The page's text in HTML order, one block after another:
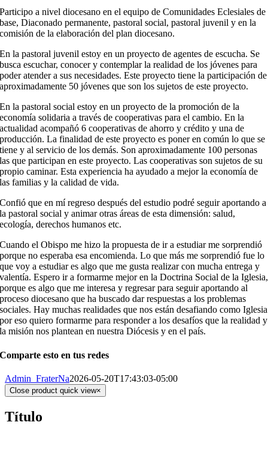
Participo a nivel diocesano en el equipo de Comunidades Eclesiales de
base, Diaconado permanente, pastoral social, pastoral juvenil y en la
comisión de la elaboración del plan diocesano.
En la pastoral juvenil estoy en un proyecto de agentes de escucha. Se
busca escuchar, conocer y contemplar la realidad de los jóvenes para
poder atender a sus necesidades. Este proyecto tiene la participación de
aproximadamente 50 jóvenes que son los sujetos de este proyecto.
En la pastoral social estoy en un proyecto de la promoción de la
economía solidaria a través de cooperativas para el cambio. En la
actualidad acompañó 6 cooperativas de ahorro y crédito y una de
producción. La finalidad de este proyecto es poner en común lo que se
tiene y al servicio de los demás. Son aproximadamente 100 personas
las que participan en este proyecto. Las cooperativas son sujetos de su
propio caminar. Esta experiencia ha ayudado a mejor la economía de
las familias y la calidad de vida.
Confió que en mí regreso después del estudio podré seguir aportando a
la pastoral social y animar otras áreas de esta dimensión: salud,
ecología, derechos humanos etc.
Cuando el Obispo me hizo la propuesta de ir a estudiar me sorprendió
porque no esperaba esa encomienda. Lo que más me sorprendió fue lo
que voy a estudiar es algo que me gusta realizar con mucha entrega y
valentía. Espero ir a formarme mejor en la Doctrina Social de la Iglesia,
porque es algo que me interesa y regresar para seguir aportando al
proceso diocesano que ha buscado dar respuestas a los problemas
sociales. Hay muchas realidades que nos están desafiando como Iglesia
por eso quiero formarme para responder a los desafíos que la realidad y
la misión nos plantean en nuestra Diócesis y en el país.
Comparte esto en tus redes
Admin_FraterNa2026-05-20T17:43:03-05:00
Close product quick view×
Título